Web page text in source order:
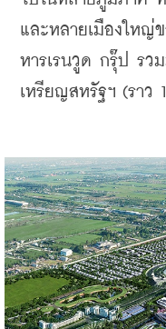
และหลายเมืองใหญ่
หารเรนวูด กรุ๊ป รว
เหรียญสหรัฐฯ (ราว